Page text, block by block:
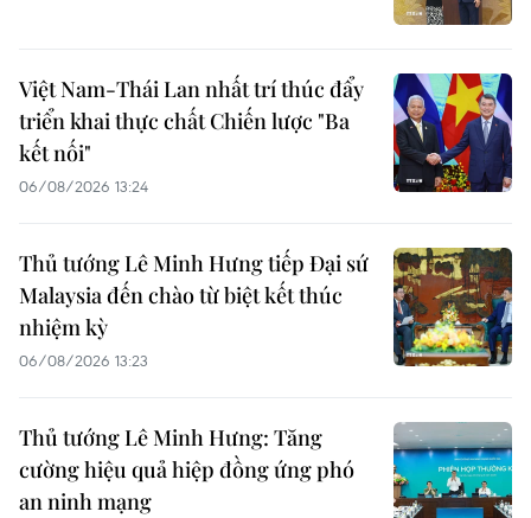
Việt Nam-Thái Lan nhất trí thúc đẩy
triển khai thực chất Chiến lược "Ba
kết nối"
06/08/2026 13:24
Thủ tướng Lê Minh Hưng tiếp Đại sứ
Malaysia đến chào từ biệt kết thúc
nhiệm kỳ
06/08/2026 13:23
Thủ tướng Lê Minh Hưng: Tăng
cường hiệu quả hiệp đồng ứng phó
an ninh mạng